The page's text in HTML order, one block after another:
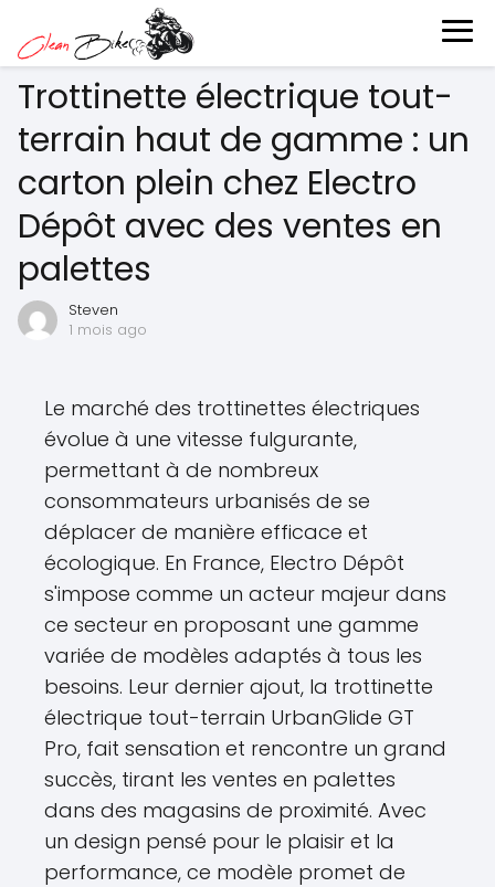
Trottinette électrique tout-
terrain haut de gamme : un
carton plein chez Electro
Dépôt avec des ventes en
palettes
Steven
1 mois ago
Le marché des trottinettes électriques
évolue à une vitesse fulgurante,
permettant à de nombreux
consommateurs urbanisés de se
déplacer de manière efficace et
écologique. En France, Electro Dépôt
s'impose comme un acteur majeur dans
ce secteur en proposant une gamme
variée de modèles adaptés à tous les
besoins. Leur dernier ajout, la trottinette
électrique tout-terrain UrbanGlide GT
Pro, fait sensation et rencontre un grand
succès, tirant les ventes en palettes
dans des magasins de proximité. Avec
un design pensé pour le plaisir et la
performance, ce modèle promet de